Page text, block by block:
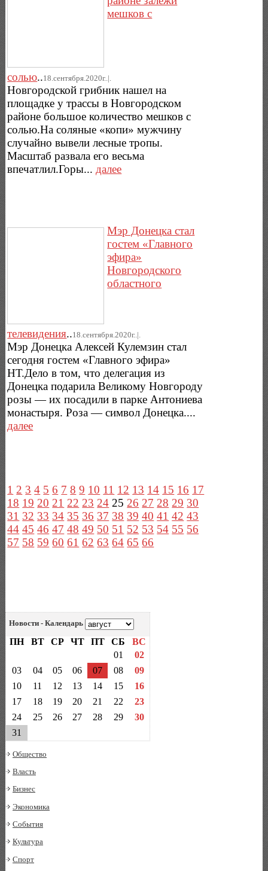
мешков с
солью..18.сентября.2020г..|.
Новгородской грибник нашел на
площадке у трассы в Новгородском
районе большое количество мешков с
солью.На соляные «копи» мужчину
случайно вывели лесные тропы.
Масштаб развала его весьма
впечатлил.Горы... далее
Мэр Донецка стал
гостем «Главного
эфира»
Новгородского
областного
телевидения..18.сентября.2020г..|.
Мэр Донецка Алексей Кулемзин стал
сегодня гостем «Главного эфира»
НТ.Дело в том, что делегация из
Донецка подарила Великому Новгороду
розы — их посадили в парке Антониева
монастыря. Роза — символ Донецка....
далее
1 2 3 4 5 6 7 8 9 10 11 12 13 14 15 16 17
18 19 20 21 22 23 24 25 26 27 28 29 30
31 32 33 34 35 36 37 38 39 40 41 42 43
44 45 46 47 48 49 50 51 52 53 54 55 56
57 58 59 60 61 62 63 64 65 66
Новости - Календарь
ПН ВТ СР ЧТ ПТ СБ
ВС
01
02
03
04 05 06 07 08
09
10
11 12 13 14 15
16
17
18 19 20 21 22
23
24
25 26 27 28 29
30
31
Общество
Власть
Бизнес
Экономика
События
Культура
Спорт